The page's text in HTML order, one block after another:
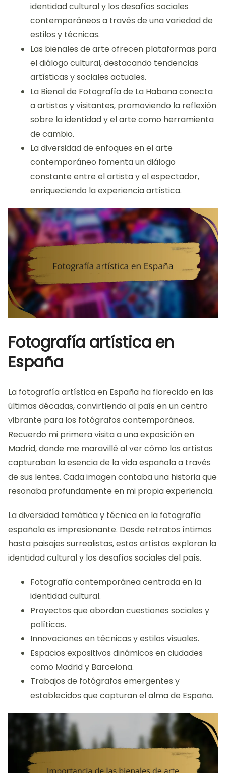
identidad cultural y los desafíos sociales
contemporáneos a través de una variedad de
estilos y técnicas.
Las bienales de arte ofrecen plataformas para
el diálogo cultural, destacando tendencias
artísticas y sociales actuales.
La Bienal de Fotografía de La Habana conecta
a artistas y visitantes, promoviendo la reflexión
sobre la identidad y el arte como herramienta
de cambio.
La diversidad de enfoques en el arte
contemporáneo fomenta un diálogo
constante entre el artista y el espectador,
enriqueciendo la experiencia artística.
Fotografía artística en
España
La fotografía artística en España ha florecido en las
últimas décadas, convirtiendo al país en un centro
vibrante para los fotógrafos contemporáneos.
Recuerdo mi primera visita a una exposición en
Madrid, donde me maravillé al ver cómo los artistas
capturaban la esencia de la vida española a través
de sus lentes. Cada imagen contaba una historia que
resonaba profundamente en mi propia experiencia.
La diversidad temática y técnica en la fotografía
española es impresionante. Desde retratos íntimos
hasta paisajes surrealistas, estos artistas exploran la
identidad cultural y los desafíos sociales del país.
Fotografía contemporánea centrada en la
identidad cultural.
Proyectos que abordan cuestiones sociales y
políticas.
Innovaciones en técnicas y estilos visuales.
Espacios expositivos dinámicos en ciudades
como Madrid y Barcelona.
Trabajos de fotógrafos emergentes y
establecidos que capturan el alma de España.